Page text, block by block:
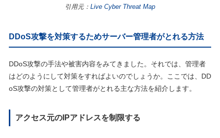
引用元： Live Cyber Threat Map
DDoS攻撃を対策するためサーバー管理者がとれる方法
DDoS攻撃の手法や被害内容をみてきました。それでは、管理者
はどのようにして対策をすればよいのでしょうか。ここでは、DD
oS攻撃の対策として管理者がとれる主な方法を紹介します。
アクセス元のIPアドレスを制限する